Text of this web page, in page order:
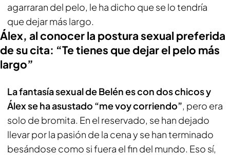
agarraran del pelo, le ha dicho que se lo tendría
que dejar más largo.
Álex, al conocer la postura sexual preferida
de su cita: “Te tienes que dejar el pelo más
largo”
La fantasía sexual de Belén es con dos chicos y
Álex se ha asustado “me voy corriendo”, pero era
solo de bromita. En el reservado, se han dejado
llevar por la pasión de la cena y se han terminado
besándose como si fuera el fin del mundo. Eso sí,